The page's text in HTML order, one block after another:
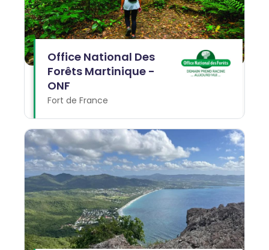
Office National Des
Forêts Martinique -
ONF
Fort de France